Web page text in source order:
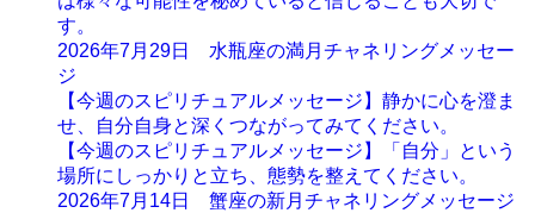
す。
2026年7月29日 水瓶座の満月チャネリングメッセー
ジ
【今週のスピリチュアルメッセージ】静かに心を澄ま
せ、自分自身と深くつながってみてください。
【今週のスピリチュアルメッセージ】「自分」という
場所にしっかりと立ち、態勢を整えてください。
2026年7月14日 蟹座の新月チャネリングメッセージ